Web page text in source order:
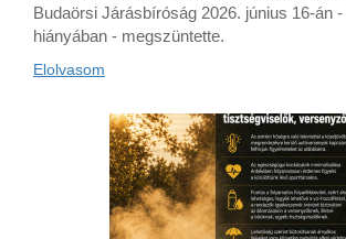
Budaörsi Járásbíróság 2026. június 16-án
hiányában - megszüntette.
Elolvasom